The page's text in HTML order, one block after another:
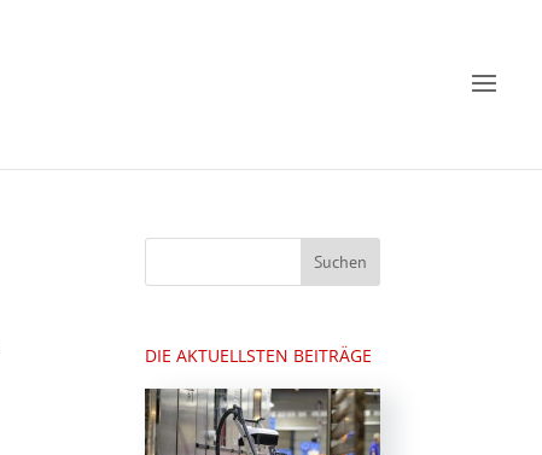
DIE AKTUELLSTEN BEITRÄGE